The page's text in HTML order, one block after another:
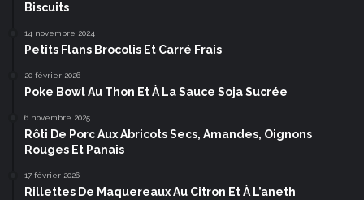
Biscuits
14 novembre 2024
Petits Flans Brocolis Et Carré Frais
20 février 2026
Poke Bowl Au Thon Et À La Sauce Soja Sucrée
6 novembre 2025
Rôti De Porc Aux Abricots Secs, Amandes, Oignons
Rouges Et Panais
17 février 2026
Rillettes De Maquereaux Au Citron Et À L’aneth